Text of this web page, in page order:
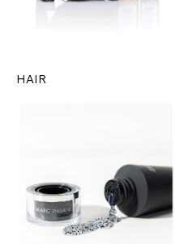
HAIR